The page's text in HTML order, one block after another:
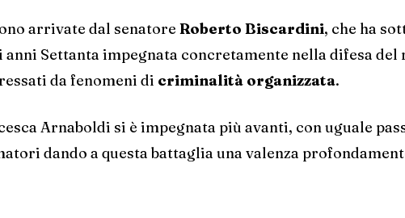
arrivate dal senatore Roberto Biscardini, che ha
Settanta impegnata concretamente nella difesa del
da fenomeni di criminalità organizzata.
Arnaboldi si è impegnata più avanti, con uguale
dando a questa battaglia una valenza